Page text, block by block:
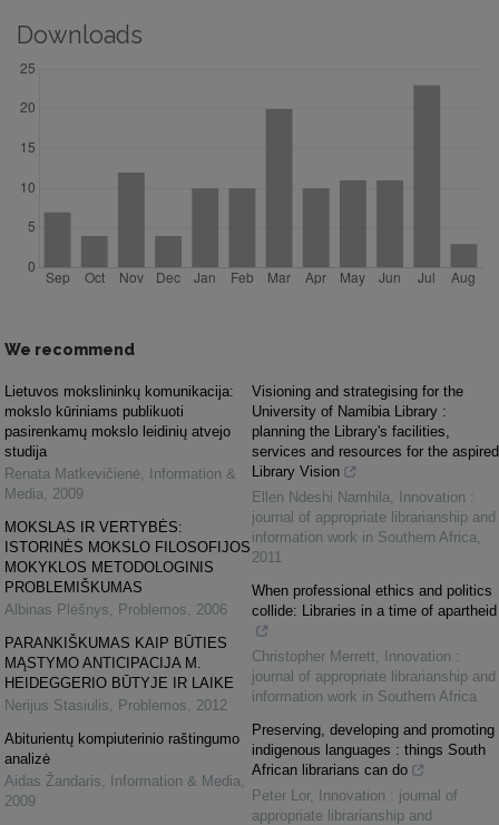
Downloads
We recommend
Lietuvos mokslininkų komunikacija:
mokslo kūriniams publikuoti
pasirenkamų mokslo leidinių atvejo
studija
Renata Matkevičienė,
Information &
Media, 2009
MOKSLAS IR VERTYBĖS:
ISTORINĖS MOKSLO FILOSOFIJOS
MOKYKLOS METODOLOGINIS
PROBLEMIŠKUMAS
Albinas Plėšnys, Problemos, 2006
PARANKIŠKUMAS KAIP BŪTIES
MĄSTYMO ANTICIPACIJA M.
HEIDEGGERIO BŪTYJE IR LAIKE
Nerijus Stasiulis, Problemos, 2012
Abiturientų kompiuterinio raštingumo
analizė
Aidas Žandaris, Information & Media,
2009
Visioning and strategising for the
University of Namibia Library :
planning the Library's facilities,
services and resources for the aspired
Library Vision
Ellen Ndeshi Namhila,
Innovation :
journal of appropriate librarianship and
information work in Southern Africa,
2011
When professional ethics and politics
collide: Libraries in a time of apartheid
Christopher Merrett,
Innovation :
journal of appropriate librarianship and
information work in Southern Africa
Preserving, developing and promoting
indigenous languages : things South
African librarians can do
Peter Lor,
Innovation : journal of
appropriate librarianship and